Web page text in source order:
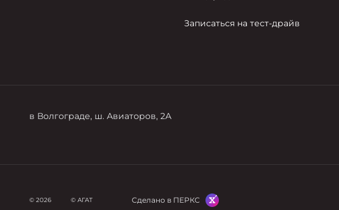
Записаться на тест-драйв
в Волгограде, ш. Авиаторов, 2А
© 2026 © АГАТ Сделано в ПЕРКС